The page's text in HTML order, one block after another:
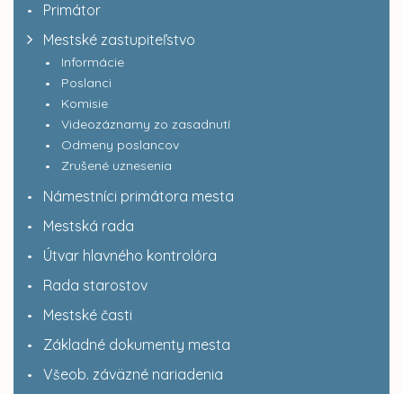
Primátor
Mestské zastupiteľstvo
Informácie
Poslanci
Komisie
Videozáznamy zo zasadnutí
Odmeny poslancov
Zrušené uznesenia
Námestníci primátora mesta
Mestská rada
Útvar hlavného kontrolóra
Rada starostov
Mestské časti
Základné dokumenty mesta
Všeob. záväzné nariadenia